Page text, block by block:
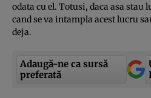
odata cu el. Totusi, daca asa
cand se va intampla acest lucru
deja.
Adaugă-ne ca sursă
preferată